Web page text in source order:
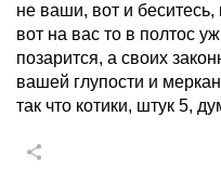
не ваши, вот и
вот на вас то в полтос
позарится, а своих
вашей глупости и
так что котики, штук 5,